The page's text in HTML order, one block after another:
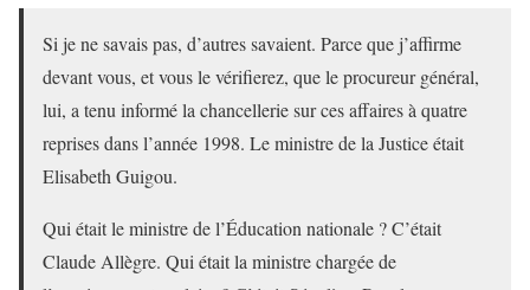
Si je ne savais pas, d’autres savaient. Parce que j’affirme
devant vous, et vous le vérifierez, que le procureur général,
lui, a tenu informé la chancellerie sur ces affaires à quatre
reprises dans l’année 1998. Le ministre de la Justice était
Elisabeth Guigou.
Qui était le ministre de l’Éducation nationale ? C’était
Claude Allègre. Qui était la ministre chargée de